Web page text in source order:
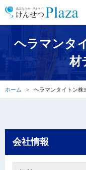
ヘラマンタ
材
ホーム ヘラマンタイトン株
会社情報